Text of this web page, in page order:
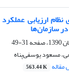
ارزیابی عملکرد
31-49
مسعود یوسفی‌پناه
563.44 K